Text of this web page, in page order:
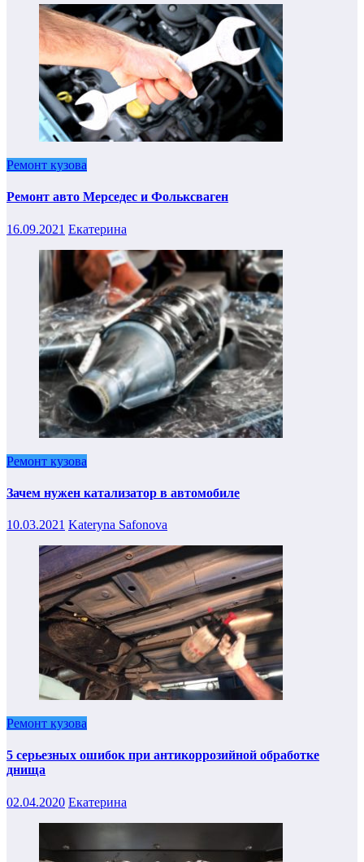
Ремонт кузова
Ремонт авто Мерседес и Фольксваген
16.09.2021 Екатерина
Ремонт кузова
Зачем нужен катализатор в автомобиле
10.03.2021 Kateryna Safonova
Ремонт кузова
5 серьезных ошибок при антикоррозийной обработке
днища
02.04.2020 Екатерина